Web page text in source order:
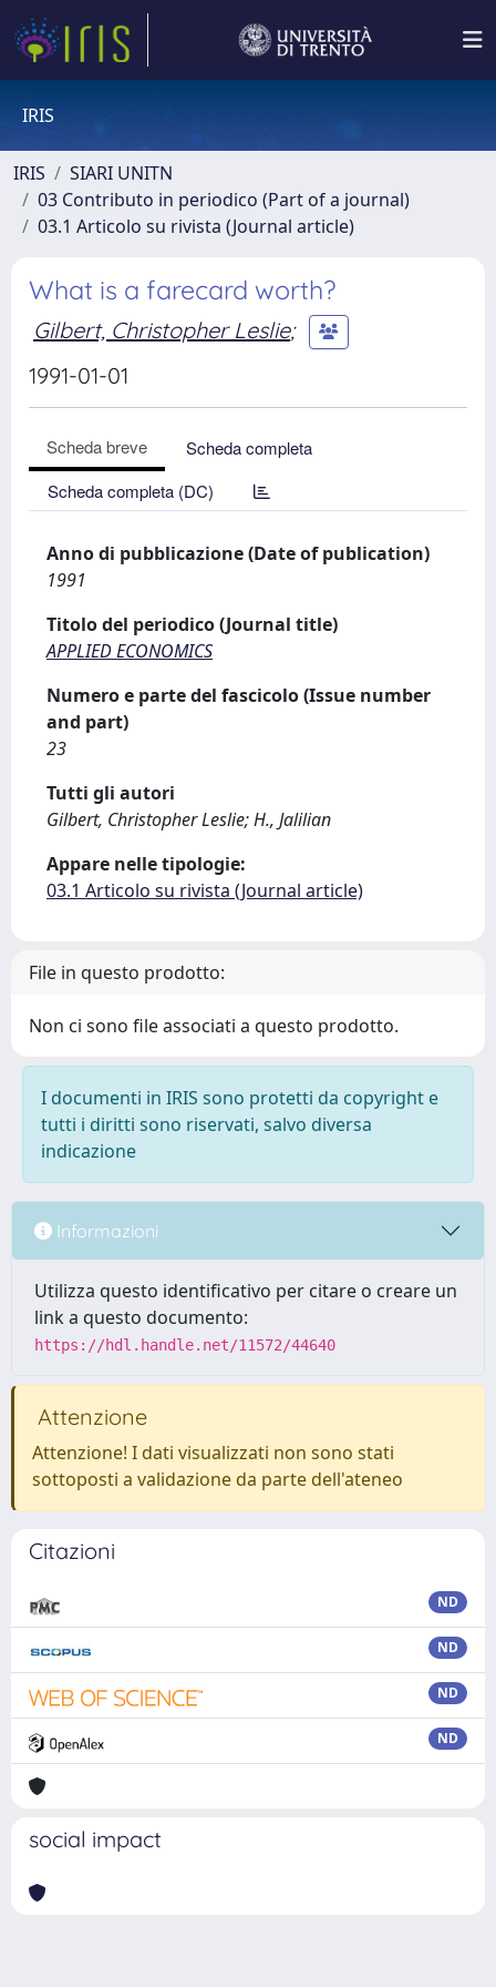
IRIS
IRIS
SIARI UNITN
03 Contributo in periodico (Part of a journal)
03.1 Articolo su rivista (Journal article)
What is a farecard worth?
Gilbert, Christopher Leslie;
1991-01-01
Scheda breve
Scheda completa
Scheda completa (DC)
Anno di pubblicazione (Date of publication)
1991
Titolo del periodico (Journal title)
APPLIED ECONOMICS
Numero e parte del fascicolo (Issue number
and part)
23
Tutti gli autori
Gilbert, Christopher Leslie; H., Jalilian
Appare nelle tipologie:
03.1 Articolo su rivista (Journal article)
File in questo prodotto:
Non ci sono file associati a questo prodotto.
I documenti in IRIS sono protetti da copyright e
tutti i diritti sono riservati, salvo diversa
indicazione
Informazioni
Utilizza questo identificativo per citare o creare un
link a questo documento:
https://hdl.handle.net/11572/44640
Attenzione
Attenzione! I dati visualizzati non sono stati
sottoposti a validazione da parte dell'ateneo
Citazioni
ND
ND
ND
ND
social impact